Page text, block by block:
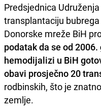
Predsjednica
transplantaciju
Donorske mreže BiH
podatak da se od
hemodijalizi u BiH
obavi prosječno 20
rodbinskih, što je
zemlje.